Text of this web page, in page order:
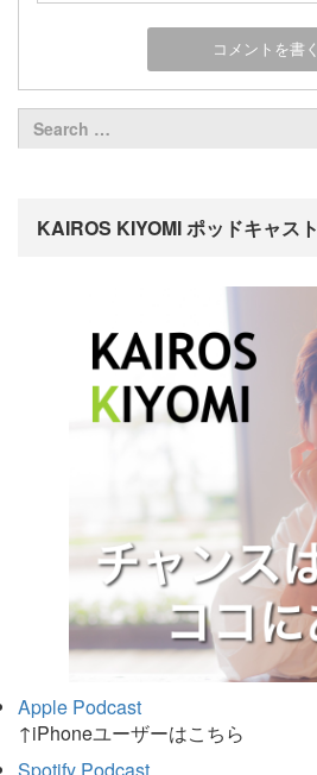
KAIROS KIYOMI ポッドキャスト
Apple Podcast
↑iPhoneユーザーはこちら